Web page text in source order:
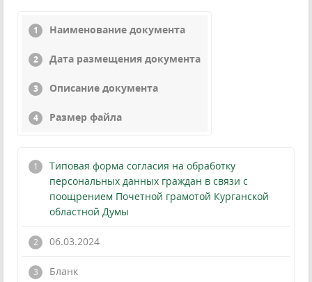
Наименование документа
Дата размещения документа
Описание документа
Размер файла
Типовая форма согласия на обработку
персональных данных граждан в связи с
поощрением Почетной грамотой Курганской
областной Думы
06.03.2024
Бланк